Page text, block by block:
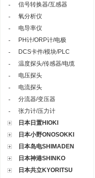
-
信号转换器/互感器
-
氧分析仪
-
电导率仪
-
PH计/ORP计/电极
-
DCS卡件/模块/PLC
-
温度探头/传感器/电缆
-
电压探头
-
电流探头
-
分流器/变压器
-
张力计/压力计
日本日置HIOKI
日本小野ONOSOKKI
日本岛电SHIMADEN
日本神港SHINKO
日本共立KYORITSU